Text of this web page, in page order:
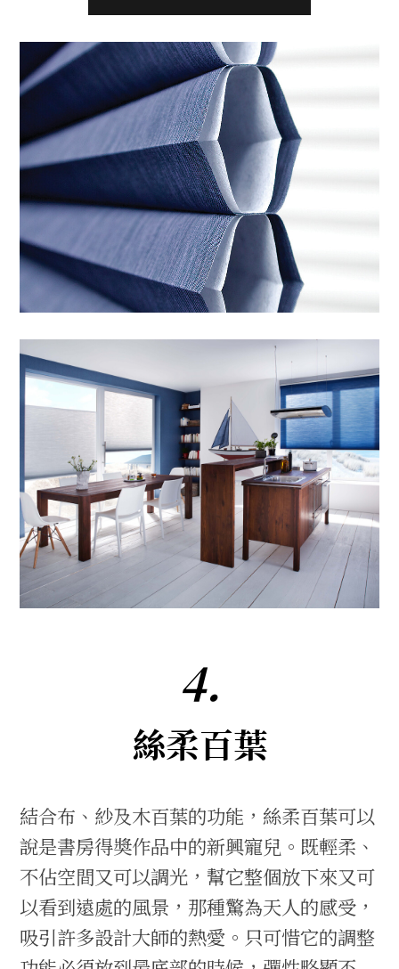
4.
絲柔百葉
結合布、紗及木百葉的功能，絲柔百葉可以
說是書房得奬作品中的新興寵兒。既輕柔、
不佔空間又可以調光，幫它整個放下來又可
以看到遠處的風景，那種驚為天人的感受，
吸引許多設計大師的熱愛。只可惜它的調整